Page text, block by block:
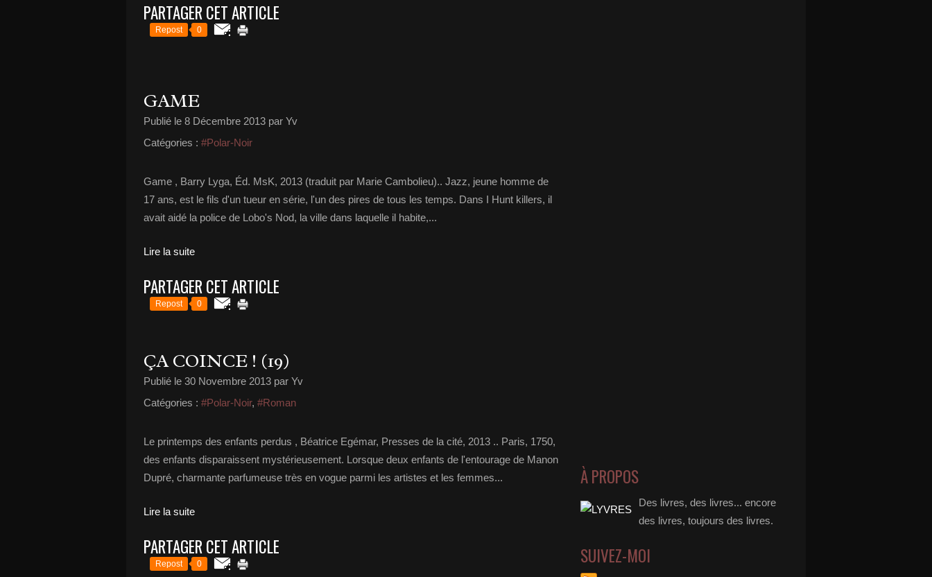
PARTAGER CET ARTICLE
Repost 0
GAME
Publié le 8 Décembre 2013 par Yv
Catégories : #Polar-Noir
Game , Barry Lyga, Éd. MsK, 2013 (traduit par Marie Cambolieu).. Jazz, jeune homme de
17 ans, est le fils d'un tueur en série, l'un des pires de tous les temps. Dans I Hunt killers, il
avait aidé la police de Lobo's Nod, la ville dans laquelle il habite,...
Lire la suite
PARTAGER CET ARTICLE
Repost 0
ÇA COINCE ! (19)
Publié le 30 Novembre 2013 par Yv
Catégories : #Polar-Noir, #Roman
Le printemps des enfants perdus , Béatrice Egémar, Presses de la cité, 2013 .. Paris, 1750,
des enfants disparaissent mystérieusement. Lorsque deux enfants de l'entourage de Manon
Dupré, charmante parfumeuse très en vogue parmi les artistes et les femmes...
Lire la suite
PARTAGER CET ARTICLE
Repost 0
À PROPOS
Des livres, des livres... encore
des livres, toujours des livres.
SUIVEZ-MOI